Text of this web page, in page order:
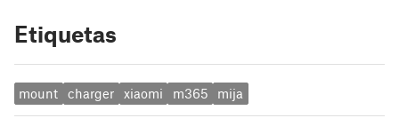
Etiquetas
mount charger xiaomi m365 mija